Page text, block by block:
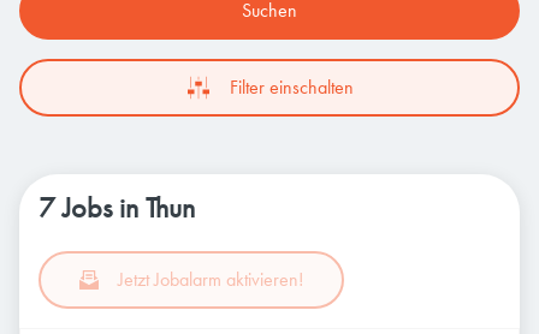
Suchen
Filter einschalten
7 Jobs in Thun
Jetzt Jobalarm aktivieren!